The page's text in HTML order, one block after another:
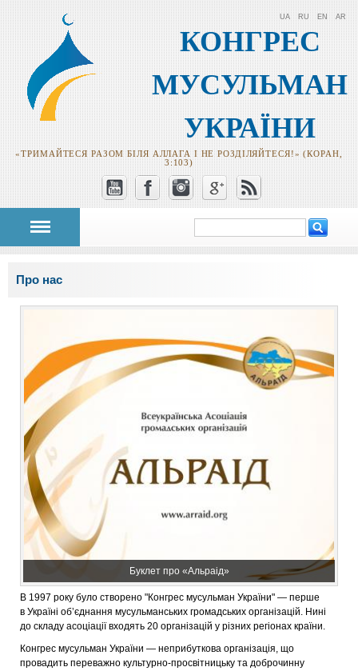
КОНГРЕС
МУСУЛЬМАН
УКРАЇНИ
«ТРИМАЙТЕСЯ РАЗОМ БІЛЯ АЛЛАГА І НЕ РОЗДІЛЯЙТЕСЯ!» (КОРАН,
3:103)
UA RU EN AR
Пошукова
Ви є тут
Про нас
Буклет про «Альраід»
В 1997 року було створено "Конгрес мусульман України" — перше
в Україні об’єднання мусульманських громадських організацій. Нині
до складу асоціації входять 20 організацій у різних регіонах країни.
Конгрес мусульман України — неприбуткова організація, що
провадить переважно культурно-просвітницьку та доброчинну